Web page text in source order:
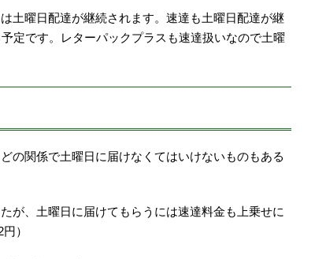
土曜日配達が継続されます。速達も土曜日配達が継
定です。レターパックプラスも速達扱いなので土曜
の関係で土曜日に届けなくてはいけないものもある
が、土曜日に届けてもらうには速達料金も上乗せに
）